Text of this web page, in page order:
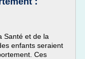
Santé et de la
enfants seraient
Ces